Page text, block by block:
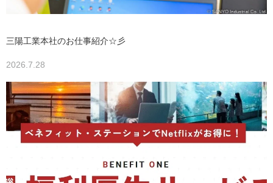
三陽工業本社のお仕事紹介☆彡
2026.7.28